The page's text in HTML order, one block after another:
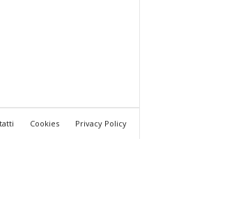
Cookies Privacy Policy